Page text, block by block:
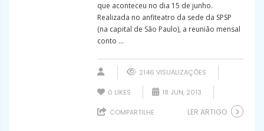
que aconteceu no dia 15 de junho.
Realizada no anfiteatro da sede da SPSP
(na capital de São Paulo), a reunião mensal
conto ...
2146 VISUALIZAÇÕES
0 LIKES 18 JUN, 2013
COMPARTILHE LER ARTIGO